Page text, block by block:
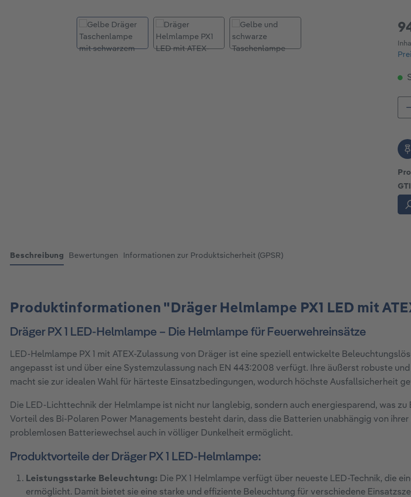
Bildergalerie überspringen
Beschreibung Bewertungen Informationen zur Produktsicherheit (GPSR)
Produktinformationen "Dräger Helmlampe PX1 LED mit
Dräger PX 1 LED-Helmlampe – Die Helmlampe für Feuerwehreinsätze
LED-Helmlampe PX 1 mit ATEX-Zulassung von Dräger ist eine speziell entwickelte
angepasst ist und über eine Systemzulassung nach EN 443:2008 verfügt. Ihre äußerst robuste
macht sie zur idealen Wahl für härteste Einsatzbedingungen, wodurch höchste Ausfallsicherheit
Die LED-Lichttechnik der Helmlampe ist nicht nur langlebig, sondern auch energiesparend, was
Vorteil des Bi-Polaren Power Managements besteht darin, dass die Batterien unabhängig von
problemlosen Batteriewechsel auch in völliger Dunkelheit ermöglicht.
Produktvorteile der Dräger PX 1 LED-Helmlampe:
Leistungsstarke Beleuchtung: Die PX 1 Helmlampe verfügt über neueste LED-Technik, die
ermöglicht. Damit bietet sie eine starke und effiziente Beleuchtung für verschiedene